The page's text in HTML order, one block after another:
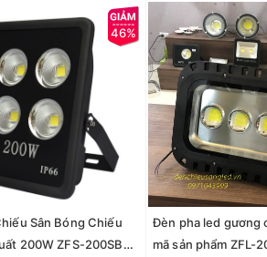
46%
Sân Bóng Chiếu
200W ZFS-200SB
Đèn pha led gương
mã sản phẩm ZFL-